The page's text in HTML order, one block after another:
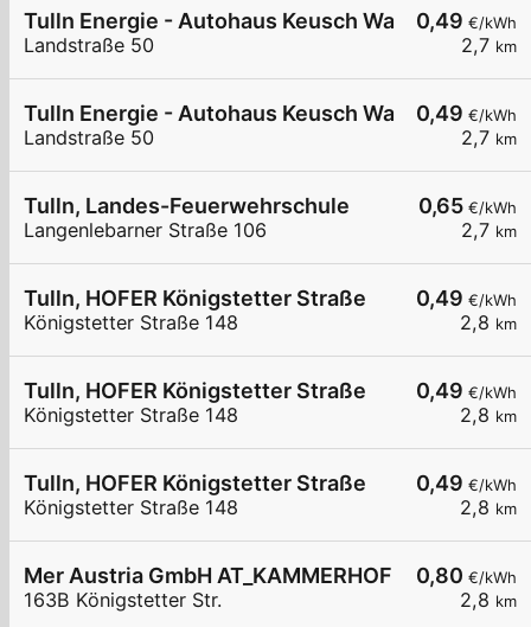
0,49 €/kWh
2,7 km
Tulln Energie - Autohaus Keusch Wallbox 3
Landstraße 50
0,49 €/kWh
2,7 km
Tulln Energie - Autohaus Keusch Wallbox 4
Landstraße 50
0,65 €/kWh
2,7 km
Tulln, Landes-Feuerwehrschule
Langenlebarner Straße 106
0,49 €/kWh
2,8 km
Tulln, HOFER Königstetter Straße
Königstetter Straße 148
0,49 €/kWh
2,8 km
Tulln, HOFER Königstetter Straße
Königstetter Straße 148
0,49 €/kWh
2,8 km
Tulln, HOFER Königstetter Straße
Königstetter Straße 148
0,80 €/kWh
2,8 km
Mer Austria GmbH AT_KAMMERHOFER GmbH -
163B Königstetter Str.